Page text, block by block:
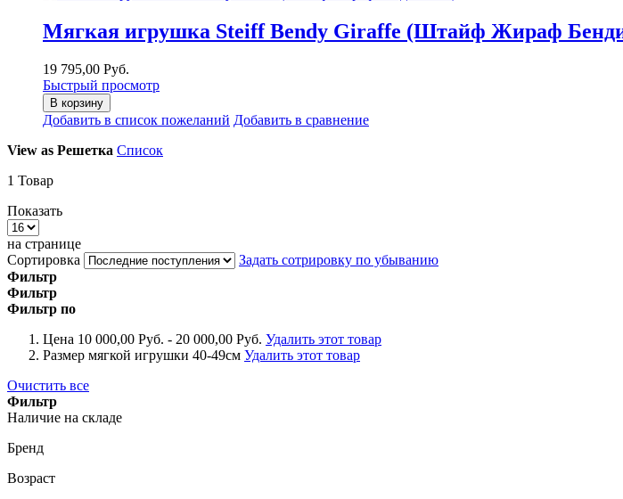
Мягкая игрушка Steiff Bendy Giraffe (Штайф Жираф
19 795,00 Руб.
Быстрый просмотр
В корзину
Добавить в список пожеланий Добавить в сравнение
View as Решетка Список
1 Товар
Показать
на странице
Сортировка
Задать сотрировку по убыванию
Фильтр
Фильтр
Фильтр по
Цена 10 000,00 Руб. - 20 000,00 Руб. Удалить этот товар
Размер мягкой игрушки 40-49см Удалить этот товар
Очистить все
Фильтр
Наличие на складе
Бренд
Возраст